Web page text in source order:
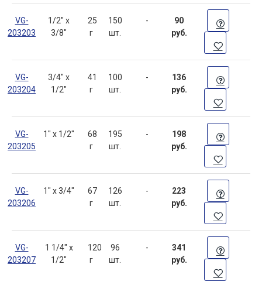
VG-
203203
1/2" x
3/8"
25
г
150
шт.
-
90
руб.
VG-
203204
3/4" x
1/2"
41
г
100
шт.
-
136
руб.
VG-
203205
1" x 1/2"
68
г
195
шт.
-
198
руб.
VG-
203206
1" x 3/4"
67
г
126
шт.
-
223
руб.
VG-
203207
1 1/4" х
1/2"
120
г
96
шт.
-
341
руб.